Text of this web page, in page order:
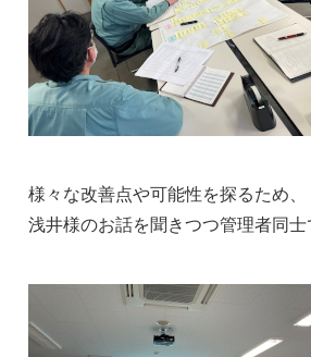
様々な改善点や可能性を探るため、
浅井様のお話を聞きつつ管理者同士